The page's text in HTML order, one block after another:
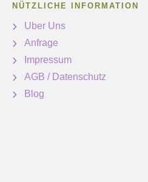
NÜTZLICHE INFORMATION
Uber Uns
Anfrage
Impressum
AGB / Datenschutz
Blog